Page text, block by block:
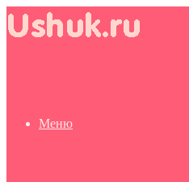
Меню